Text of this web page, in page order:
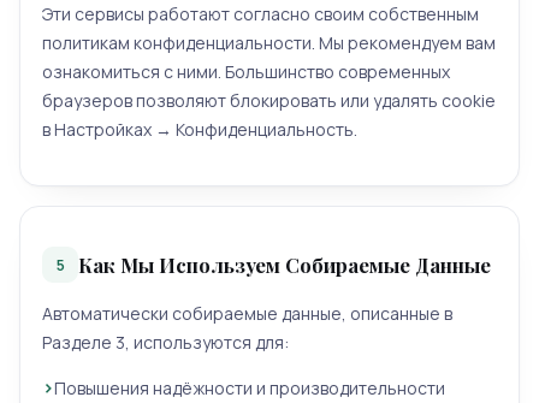
Эти сервисы работают согласно своим собственным
политикам конфиденциальности. Мы рекомендуем вам
ознакомиться с ними. Большинство современных
браузеров позволяют блокировать или удалять cookie
в Настройках → Конфиденциальность.
5 Как Мы Используем Собираемые Данные
Автоматически собираемые данные, описанные в
Разделе 3, используются для:
Повышения надёжности и производительности